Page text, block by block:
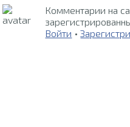
Комментарии на
Войти •